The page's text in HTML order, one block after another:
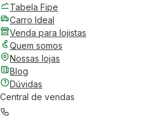
Tabela Fipe
Carro Ideal
Venda para lojistas
Quem somos
Nossas lojas
Blog
Dúvidas
Central de vendas